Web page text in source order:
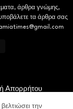
άρθρα γνώμης,
τα άρθρα σας
Απορρήτου
την